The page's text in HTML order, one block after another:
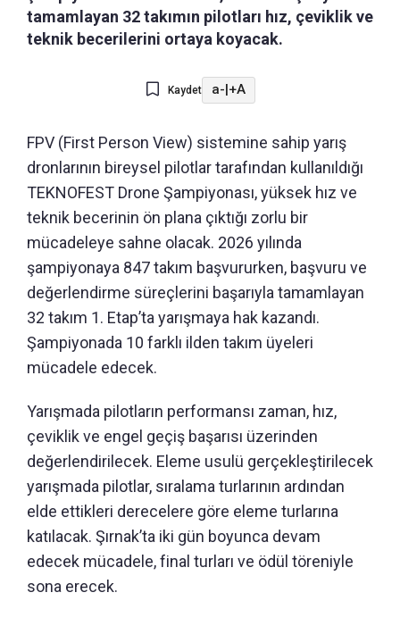
tamamlayan 32 takımın pilotları hız, çeviklik ve
teknik becerilerini ortaya koyacak.
Kaydet a-|+A
FPV (First Person View) sistemine sahip yarış
dronlarının bireysel pilotlar tarafından kullanıldığı
TEKNOFEST Drone Şampiyonası, yüksek hız ve
teknik becerinin ön plana çıktığı zorlu bir
mücadeleye sahne olacak. 2026 yılında
şampiyonaya 847 takım başvururken, başvuru ve
değerlendirme süreçlerini başarıyla tamamlayan
32 takım 1. Etap’ta yarışmaya hak kazandı.
Şampiyonada 10 farklı ilden takım üyeleri
mücadele edecek.
Yarışmada pilotların performansı zaman, hız,
çeviklik ve engel geçiş başarısı üzerinden
değerlendirilecek. Eleme usulü gerçekleştirilecek
yarışmada pilotlar, sıralama turlarının ardından
elde ettikleri derecelere göre eleme turlarına
katılacak. Şırnak’ta iki gün boyunca devam
edecek mücadele, final turları ve ödül töreniyle
sona erecek.